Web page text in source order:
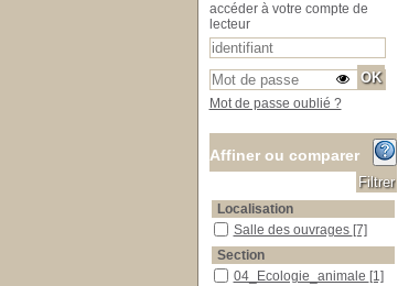
accéder à votre compte de
lecteur
Mot de passe oublié ?
Affiner ou comparer
Localisation
Salle des ouvrages
Salle des ouvrages [7]
Section
04_Ecologie_animale
04_Ecologie_animale [1]